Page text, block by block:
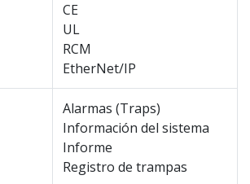
CE
UL
RCM
EtherNet/IP
Alarmas (Traps)
Información del sistema
Informe
Registro de trampas